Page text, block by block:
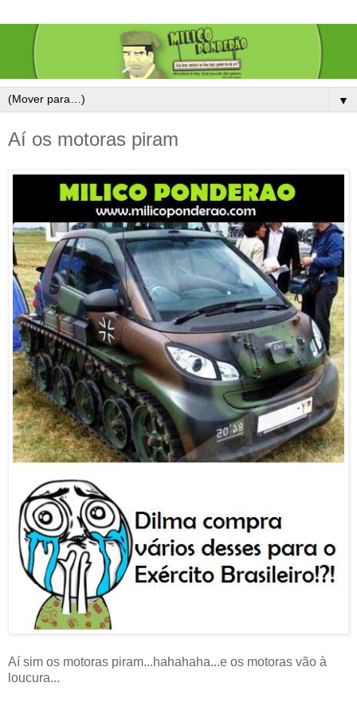
▼
Aí os motoras piram
Aí sim os motoras piram...hahahaha...e os motoras vão à
loucura...